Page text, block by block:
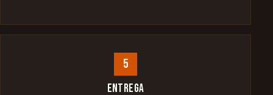
5
ENTREGA